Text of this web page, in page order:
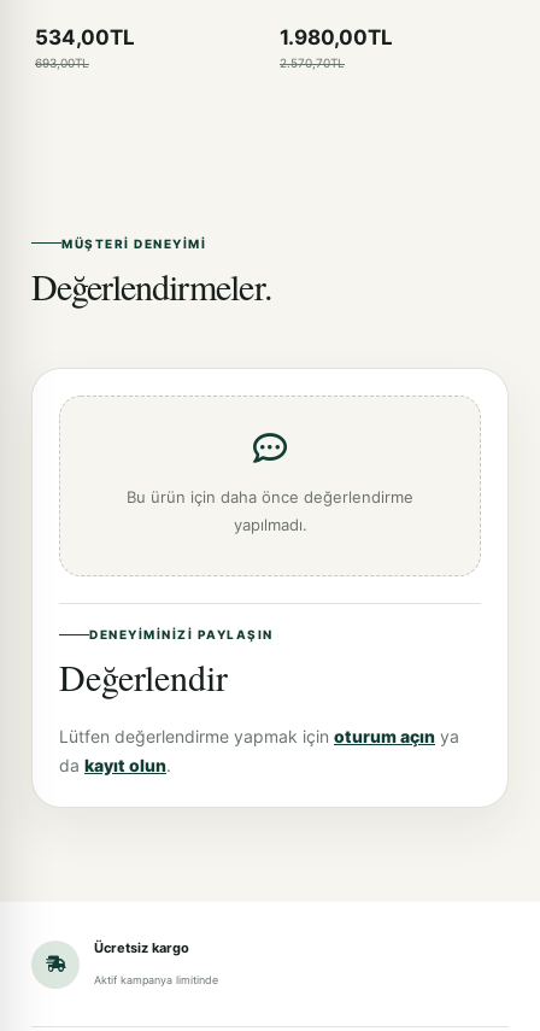
534,00TL
693,00TL
1.980,00TL
2.570,70TL
MÜŞTERI DENEYIMI
Değerlendirmeler.
Bu ürün için daha önce değerlendirme
yapılmadı.
DENEYIMINIZI PAYLAŞIN
Değerlendir
Lütfen değerlendirme yapmak için oturum açın ya
da kayıt olun.
Ücretsiz kargo
Aktif kampanya limitinde